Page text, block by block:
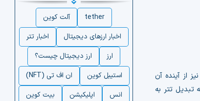
از آینده آن
تبدیل تتر به
tether
آلت کوین
اخبار ارزهای دیجیتال
اخبار تتر
ارز
ارز دیجیتال چیست؟
استیبل کوین
ان اف تی (NFT)
انس
اپلیکیشن
بیت کوین